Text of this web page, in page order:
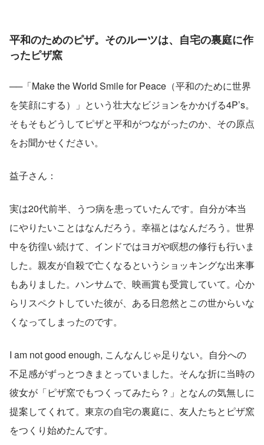
平和のためのピザ。そのルーツは、自宅の裏庭に作
ったピザ窯
──「Make the World Smile for Peace（平和のために世界
を笑顔にする）」という壮大なビジョンをかかげる4P’s。
そもそもどうしてピザと平和がつながったのか、その原点
をお聞かせください。
益子さん：
実は20代前半、うつ病を患っていたんです。自分が本当
にやりたいことはなんだろう。幸福とはなんだろう。世界
中を彷徨い続けて、インドではヨガや瞑想の修行も行いま
した。親友が自殺で亡くなるというショッキングな出来事
もありました。ハンサムで、映画賞も受賞していて。心か
らリスペクトしていた彼が、ある日忽然とこの世からいな
くなってしまったのです。
I am not good enough, こんなんじゃ足りない。自分への
不足感がずっとつきまとっていました。そんな折に当時の
彼女が「ピザ窯でもつくってみたら？」となんの気無しに
提案してくれて。東京の自宅の裏庭に、友人たちとピザ窯
をつくり始めたんです。